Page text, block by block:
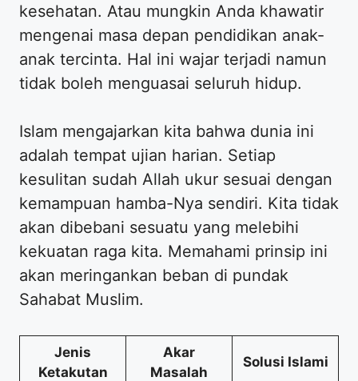
kesehatan. Atau mungkin Anda khawatir
mengenai masa depan pendidikan anak-
anak tercinta. Hal ini wajar terjadi namun
tidak boleh menguasai seluruh hidup.
Islam mengajarkan kita bahwa dunia ini
adalah tempat ujian harian. Setiap
kesulitan sudah Allah ukur sesuai dengan
kemampuan hamba-Nya sendiri. Kita tidak
akan dibebani sesuatu yang melebihi
kekuatan raga kita. Memahami prinsip ini
akan meringankan beban di pundak
Sahabat Muslim.
Jenis
Ketakutan
Akar
Masalah
Solusi Islami